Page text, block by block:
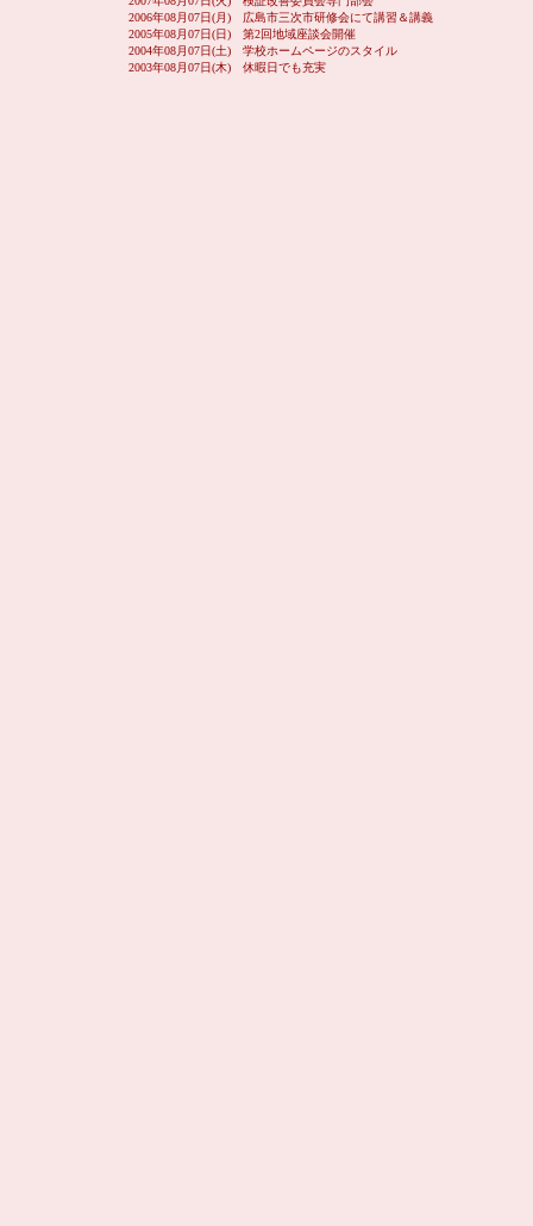
2006年08月07日(月) 広島市三次市研修会にて講習＆講義
2005年08月07日(日) 第2回地域座談会開催
2004年08月07日(土) 学校ホームページのスタイル
2003年08月07日(木) 休暇日でも充実